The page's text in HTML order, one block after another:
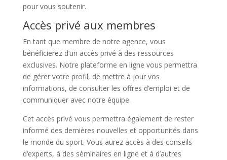
pour vous soutenir.
Accès privé aux membres
En tant que membre de notre agence, vous
bénéficierez d’un accès privé à des ressources
exclusives. Notre plateforme en ligne vous permettra
de gérer votre profil, de mettre à jour vos
informations, de consulter les offres d’emploi et de
communiquer avec notre équipe.
Cet accès privé vous permettra également de rester
informé des dernières nouvelles et opportunités dans
le monde du sport. Vous aurez accès à des conseils
d’experts, à des séminaires en ligne et à d’autres